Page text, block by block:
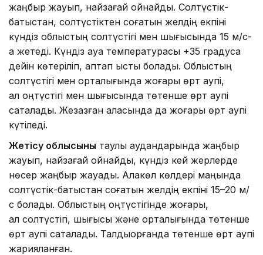
жаңбыр жауып, найзағай ойнайды. Солтүстік-
батыстан, солтүстіктен соғатын желдің екпіні
күндіз облыстың солтүстігі мен шығысында 15 м/с-
қа жетеді. Күндіз ауа температурасы +35 градусқа
дейін көтеріліп, аптап ыстық болады. Облыстың
солтүстігі мен орталығында жоғары өрт қаупі,
ал оңтүстігі мен шығысында төтенше өрт қаупі
сақталады. Жезқазған қаласында да жоғары өрт қаупі
күтіледі.
Жетісу облысының таулы аудандарында жаңбыр
жауып, найзағай ойнайды, күндіз кей жерлерде
нөсер жаңбыр жауады. Алакөл көлдері маңында
солтүстік-батыстан соғатын желдің екпіні 15–20 м/
с болады. Облыстың оңтүстігінде жоғары,
ал солтүстігі, шығысы және орталығында төтенше
өрт қаупі сақталады. Талдықорғанда төтенше өрт қаупі
жарияланған.